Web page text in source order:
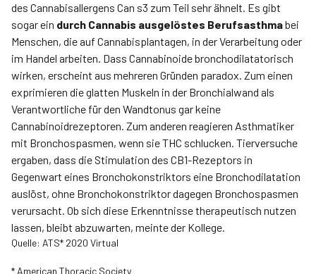
des Cannabisallergens Can s3 zum Teil sehr ähnelt. Es gibt
sogar ein durch Cannabis ausgelöstes Berufsasthmabei
Menschen, die auf Cannabisplantagen, in der Verarbeitung oder
im Handel arbeiten. Dass Cannabinoide bronchodilatatorisch
wirken, erscheint aus mehreren Gründen paradox. Zum einen
exprimieren die glatten Muskeln in der Bronchialwand als
Verantwortliche für den Wandtonus gar keine
Cannabinoidrezeptoren. Zum anderen reagieren Asthmatiker
mit Bronchospasmen, wenn sie THC schlucken. Tierversuche
ergaben, dass die Stimulation des CB1-Rezeptors in
Gegenwart eines Bronchokonstriktors eine Bronchodilatation
auslöst, ohne Bronchokonstriktor dagegen Bronchospasmen
verursacht. Ob sich diese Erkenntnisse therapeutisch nutzen
lassen, bleibt abzuwarten, meinte der Kollege.
Quelle: ATS* 2020 Virtual
* American Thoracic Society